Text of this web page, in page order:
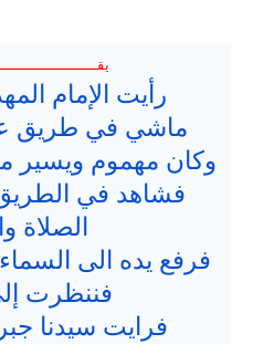
رأيت الإمام
ماشي في طريق
وكان مهموم
فشاهد في
الصلاة
فرفع يده الى
فننظرت
فرايت سيدنا